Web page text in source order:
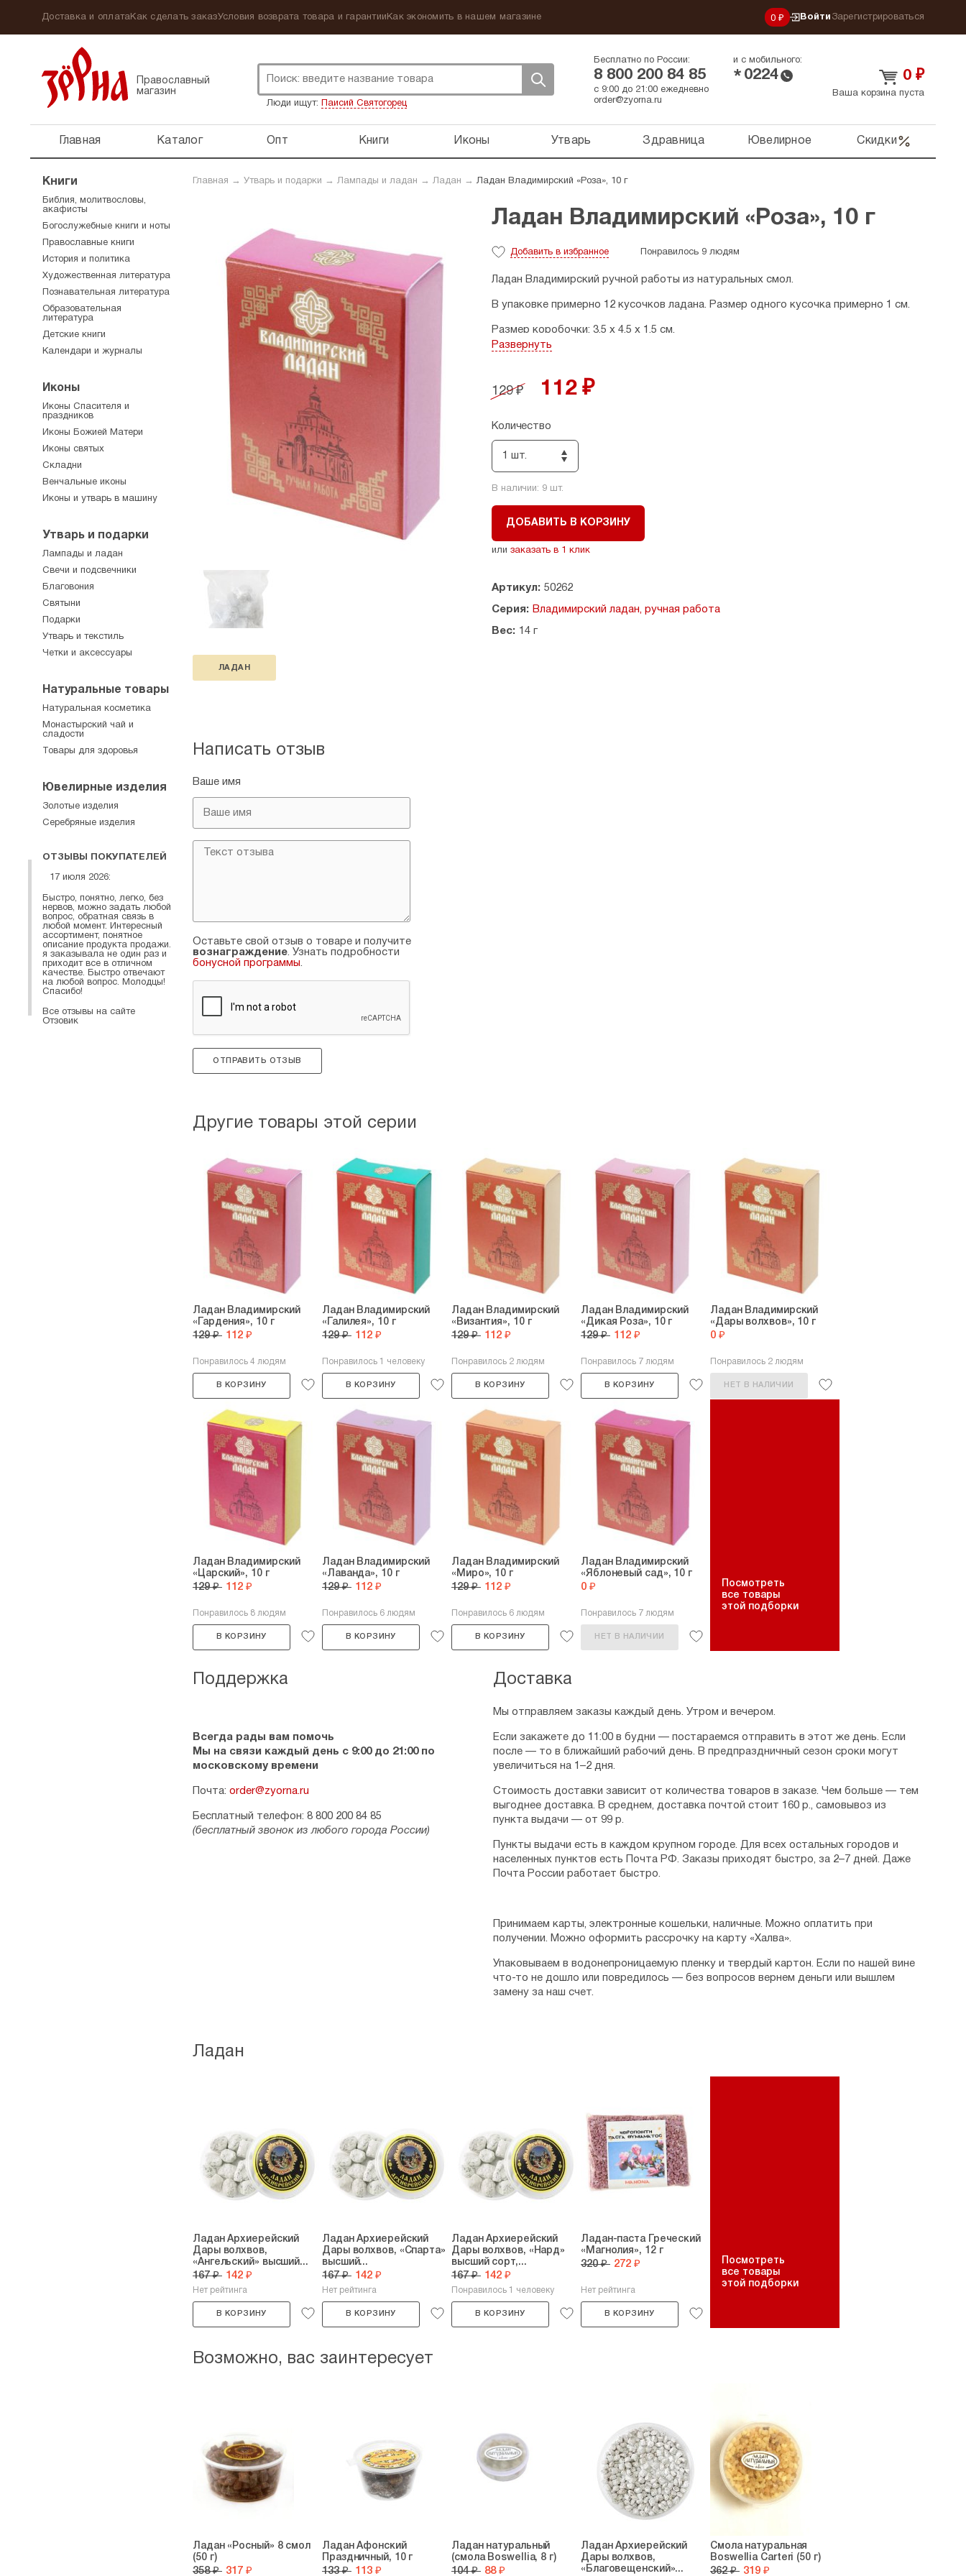
Доставка и оплатаКак сделать заказУсловия возврата товара и гарантии Как экономить в нашем магазине 0 ₽ Войти Зарегистрироваться
Православный
магазин
Люди ищут: Паисий Святогорец
Бесплатно по России:
8 800 200 84 85
и с мобильного:
* 0224
с 9:00 до 21:00 ежедневно
order@zyorna.ru
0 ₽
Ваша корзина пуста
Главная Каталог Опт Книги Иконы Утварь Здравница Ювелирное Скидки
Главная → Утварь и подарки → Лампады и ладан → Ладан → Ладан Владимирский «Роза», 10 г
ЛАДАН
Ладан Владимирский «Роза», 10 г
Добавить в избранное Понравилось 9 людям
Ладан Владимирский ручной работы из натуральных смол.
В упаковке примерно 12 кусочков ладана. Размер одного кусочка примерно 1 см.
Размер коробочки: 3,5 х 4,5 х 1,5 см.
Развернуть
129 ₽ 112 ₽
Количество
1 шт.
В наличии: 9шт.
ДОБАВИТЬ В КОРЗИНУ
или заказать в 1 клик
Артикул: 50262
Серия: Владимирский ладан, ручная работа
Вес: 14 г
Написать отзыв
Ваше имя
Оставьте свой отзыв о товаре и получите
вознаграждение. Узнать подробности
бонусной программы.
ОТПРАВИТЬ ОТЗЫВ
Другие товары этой серии
Ладан Владимирский
«Гардения», 10 г
129 ₽ 112 ₽
Понравилось 4 людям
В КОРЗИНУ
Ладан Владимирский
«Галилея», 10 г
129 ₽ 112 ₽
Понравилось 1 человеку
В КОРЗИНУ
Ладан Владимирский
«Византия», 10 г
129 ₽ 112 ₽
Понравилось 2 людям
В КОРЗИНУ
Ладан Владимирский
«Дикая Роза», 10 г
129 ₽ 112 ₽
Понравилось 7 людям
В КОРЗИНУ
Ладан Владимирский
«Дары волхвов», 10 г
0 ₽
Понравилось 2 людям
НЕТ В НАЛИЧИИ
Ладан Владимирский
«Царский», 10 г
129 ₽ 112 ₽
Понравилось 8 людям
В КОРЗИНУ
Ладан Владимирский
«Лаванда», 10 г
129 ₽ 112 ₽
Понравилось 6 людям
В КОРЗИНУ
Ладан Владимирский
«Миро», 10 г
129 ₽ 112 ₽
Понравилось 6 людям
В КОРЗИНУ
Ладан Владимирский
«Яблоневый сад», 10 г
0 ₽
Понравилось 7 людям
НЕТ В НАЛИЧИИ
Посмотреть
все товары
этой подборки
Поддержка
Всегда рады вам помочь
Мы на связи каждый день с 9:00 до 21:00 по
московскому времени
Почта: order@zyorna.ru
Бесплатный телефон: 8 800 200 84 85
(бесплатный звонок из любого города России)
Доставка
Мы отправляем заказы каждый день. Утром и вечером.
Если закажете до 11:00 в будни — постараемся отправить в этот же день. Если
после — то в ближайший рабочий день. В предпраздничный сезон сроки могут
увеличиться на 1–2 дня.
Стоимость доставки зависит от количества товаров в заказе. Чем больше — тем
выгоднее доставка. В среднем, доставка почтой стоит 160 р., самовывоз из
пункта выдачи — от 99 р.
Пункты выдачи есть в каждом крупном городе. Для всех остальных городов и
населенных пунктов есть Почта РФ. Заказы приходят быстро, за 2–7 дней. Даже
Почта России работает быстро.
Принимаем карты, электронные кошельки, наличные. Можно оплатить при
получении. Можно оформить рассрочку на карту «Халва».
Упаковываем в водонепроницаемую пленку и твердый картон. Если по нашей вине
что-то не дошло или повредилось — без вопросов вернем деньги или вышлем
замену за наш счет.
Ладан
Ладан Архиерейский
Дары волхвов,
«Ангельский» высший...
167 ₽ 142 ₽
Нет рейтинга
В КОРЗИНУ
Ладан Архиерейский
Дары волхвов, «Спарта»
высший...
167 ₽ 142 ₽
Нет рейтинга
В КОРЗИНУ
Ладан Архиерейский
Дары волхвов, «Нард»
высший сорт,...
167 ₽ 142 ₽
Понравилось 1 человеку
В КОРЗИНУ
Ладан-паста Греческий
«Магнолия», 12 г
320 ₽ 272 ₽
Нет рейтинга
В КОРЗИНУ
Посмотреть
все товары
этой подборки
Возможно, вас заинтересует
Ладан «Росный» 8 смол
(50 г)
358 ₽ 317 ₽
Ладан Афонский
Праздничный, 10 г
133 ₽ 113 ₽
Ладан натуральный
(смола Boswellia, 8 г)
104 ₽ 88 ₽
Ладан Архиерейский
Дары волхвов,
«Благовещенский»...
Смола натуральная
Boswellia Carteri (50 г)
362 ₽ 319 ₽
Книги
Библия, молитвословы,
акафисты
Богослужебные книги и ноты
Православные книги
История и политика
Художественная литература
Познавательная литература
Образовательная
литература
Детские книги
Календари и журналы
Иконы
Иконы Спасителя и
праздников
Иконы Божией Матери
Иконы святых
Складни
Венчальные иконы
Иконы и утварь в машину
Утварь и подарки
Лампады и ладан
Свечи и подсвечники
Благовония
Святыни
Подарки
Утварь и текстиль
Четки и аксессуары
Натуральные товары
Натуральная косметика
Монастырский чай и
сладости
Товары для здоровья
Ювелирные изделия
Золотые изделия
Серебряные изделия
ОТЗЫВЫ ПОКУПАТЕЛЕЙ
17 июля 2026:
Быстро, понятно, легко, без
нервов, можно задать любой
вопрос, обратная связь в
любой момент. Интересный
ассортимент, понятное
описание продукта продажи.
я заказывала не один раз и
приходит все в отличном
качестве. Быстро отвечают
на любой вопрос. Молодцы!
Спасибо!
Все отзывы на сайте
Отзовик